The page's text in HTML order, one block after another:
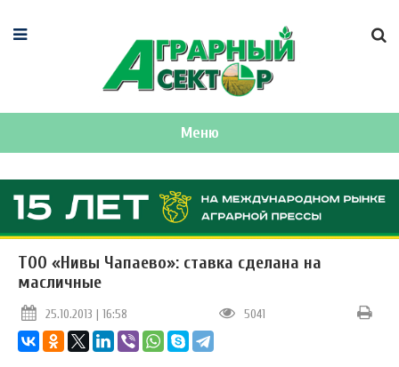
Меню
ТОО «Нивы Чапаево»: ставка сделана на
масличные
25.10.2013 | 16:58 5041